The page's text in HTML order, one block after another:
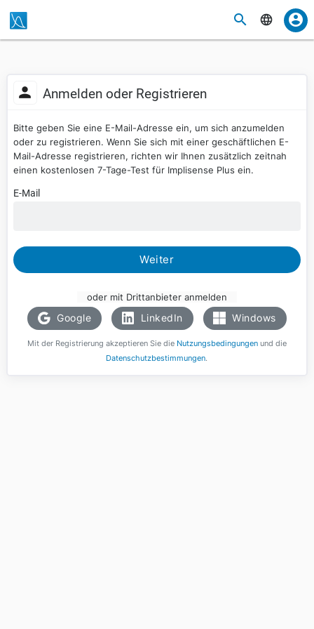
Anmelden oder Registrieren
Bitte geben Sie eine E-Mail-Adresse ein, um sich anzumelden
oder zu registrieren. Wenn Sie sich mit einer geschäftlichen E-
Mail-Adresse registrieren, richten wir Ihnen zusätzlich zeitnah
einen kostenlosen 7-Tage-Test für Implisense Plus ein.
E-Mail
Weiter
oder mit Drittanbieter anmelden
Google LinkedIn Windows
Mit der Registrierung akzeptieren Sie die Nutzungsbedingungenund die
Datenschutzbestimmungen.